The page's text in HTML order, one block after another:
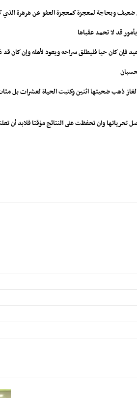
وبحاجة لمعجزة كمعجزة العفو عن هرهرة الذي
قد لا تحمد عقباها
كان حيا فليطلق سراحه ويعود لأهله وإن كان قد
ذهب ضحيتها اثنين وكتبت الحياة لعشرات بل
تحرياتها وان تحفظت على النتائج مؤقتا فلابد أن